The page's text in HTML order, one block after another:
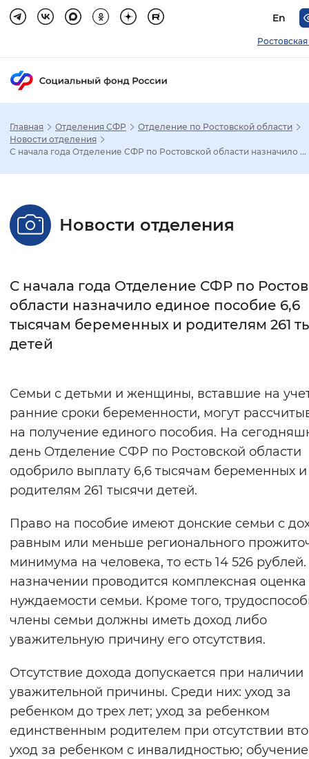
En
Настройка режима отображения
Стандартный Увеличенный
С засечками
Интервал между буквами
Цвет сайта
Инверсивный
Синий фон
Изображения
Включены Выключены
Звуковой ассистент
Воспроизвести Остановить
Вернуть стандартные настройки
Главная Отделения СФР
Отделение по Ростовской области
Новости отделения
С начала года Отделение СФР по Ростовской области назначило ...
Новости отделения
С начала года Отделение СФР по
области назначило единое пособие 6,6
тысячам беременных и родителям 261
детей
Семьи с детьми и женщины, вставшие на
ранние сроки беременности, могут
на получение единого пособия. На
день Отделение СФР по Ростовской области
одобрило выплату 6,6 тысячам беременных и
родителям 261 тысячи детей.
Право на пособие имеют донские семьи с
равным или меньше регионального
минимума на человека, то есть 14 526
назначении проводится комплексная оценка
нуждаемости семьи. Кроме того,
члены семьи должны иметь доход либо
уважительную причину его отсутствия.
Отсутствие дохода допускается при наличии
уважительной причины. Среди них: уход за
ребенком до трех лет; уход за ребенком
единственным родителем при отсутствии
уход за ребенком с инвалидностью;